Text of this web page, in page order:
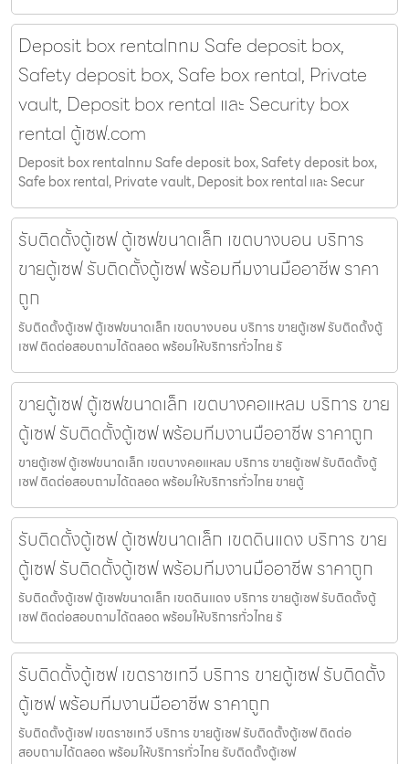
Deposit box rentalกทม Safe deposit box,
Safety deposit box, Safe box rental, Private
vault, Deposit box rental และ Security box
rental ตู้เซฟ.com
Deposit box rentalกทม Safe deposit box, Safety deposit box,
Safe box rental, Private vault, Deposit box rental และ Secur
รับติดตั้งตู้เซฟ ตู้เซฟขนาดเล็ก เขตบางบอน บริการ
ขายตู้เซฟ รับติดตั้งตู้เซฟ พร้อมทีมงานมืออาชีพ ราคา
ถูก
รับติดตั้งตู้เซฟ ตู้เซฟขนาดเล็ก เขตบางบอน บริการ ขายตู้เซฟ รับติดตั้งตู้
เซฟ ติดต่อสอบถามได้ตลอด พร้อมให้บริการทั่วไทย รั
ขายตู้เซฟ ตู้เซฟขนาดเล็ก เขตบางคอแหลม บริการ ขาย
ตู้เซฟ รับติดตั้งตู้เซฟ พร้อมทีมงานมืออาชีพ ราคาถูก
ขายตู้เซฟ ตู้เซฟขนาดเล็ก เขตบางคอแหลม บริการ ขายตู้เซฟ รับติดตั้งตู้
เซฟ ติดต่อสอบถามได้ตลอด พร้อมให้บริการทั่วไทย ขายตู้
รับติดตั้งตู้เซฟ ตู้เซฟขนาดเล็ก เขตดินแดง บริการ ขาย
ตู้เซฟ รับติดตั้งตู้เซฟ พร้อมทีมงานมืออาชีพ ราคาถูก
รับติดตั้งตู้เซฟ ตู้เซฟขนาดเล็ก เขตดินแดง บริการ ขายตู้เซฟ รับติดตั้งตู้
เซฟ ติดต่อสอบถามได้ตลอด พร้อมให้บริการทั่วไทย รั
รับติดตั้งตู้เซฟ เขตราชเทวี บริการ ขายตู้เซฟ รับติดตั้ง
ตู้เซฟ พร้อมทีมงานมืออาชีพ ราคาถูก
รับติดตั้งตู้เซฟ เขตราชเทวี บริการ ขายตู้เซฟ รับติดตั้งตู้เซฟ ติดต่อ
สอบถามได้ตลอด พร้อมให้บริการทั่วไทย รับติดตั้งตู้เซฟ